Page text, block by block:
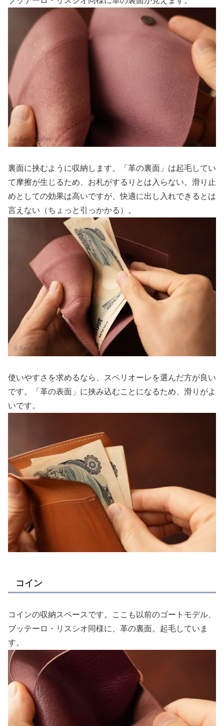
裏面に挟むように収納します。「革の裏面」は起毛してい
て摩擦が生じるため、お札がするりとは入らない。滑り止
めとしての効果は高いですが、快適に出し入れできるとは
言えない（ちょっと引っかかる）。
使いやすさを求めるなら、スペリオーレを選んだ方が良い
です。「革の表面」に挟み込むことになるため、滑りがよ
いです。
コイン
コインの収納スペースです。ここも以前のゴートモデル、
ブッテーロ・リスシオ同様に、革の裏面。起毛していま
す。